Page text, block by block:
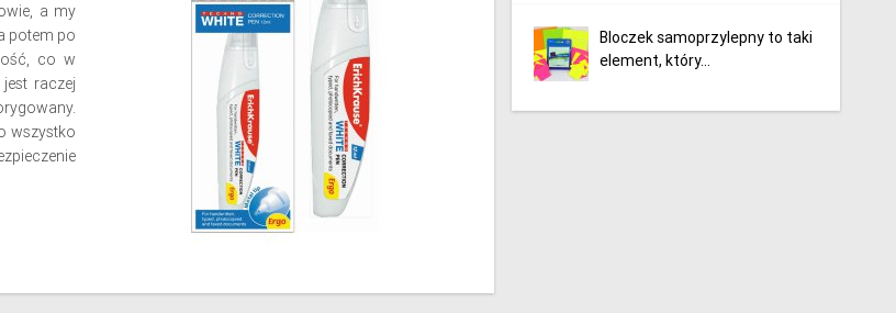
a my
potem po
co w
raczej
wszystko
Bloczek samoprzylepny to taki
element, który...